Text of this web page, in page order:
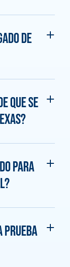
de
que se
para
prueba